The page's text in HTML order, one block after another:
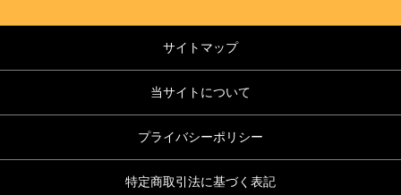
サイトマップ
当サイトについて
プライバシーポリシー
特定商取引法に基づく表記